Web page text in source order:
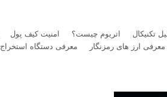
تکنیکال اتریوم چیست؟ امنیت کیف پول
معرفی ارز های رمزنگار معرفی دستگاه استخراج